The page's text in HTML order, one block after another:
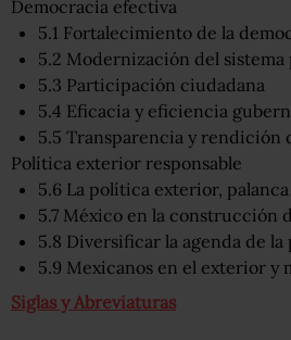
Democracia efectiva
5.1 Fortalecimiento de la
5.2 Modernización del
5.3 Participación ciudadana
5.4 Eficacia y eficiencia
5.5 Transparencia y rendición
Política exterior responsable
5.6 La política exterior,
5.7 México en la construcción
5.8 Diversificar la agenda de
5.9 Mexicanos en el exterior y
Siglas y Abreviaturas